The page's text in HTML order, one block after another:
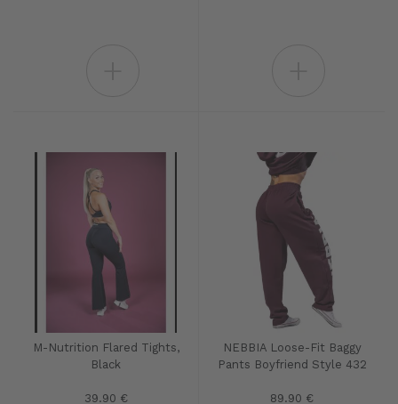
M-Nutrition Flared Tights,
Black
39.90 €
NEBBIA Loose-Fit Baggy
Pants Boyfriend Style 432
89.90 €